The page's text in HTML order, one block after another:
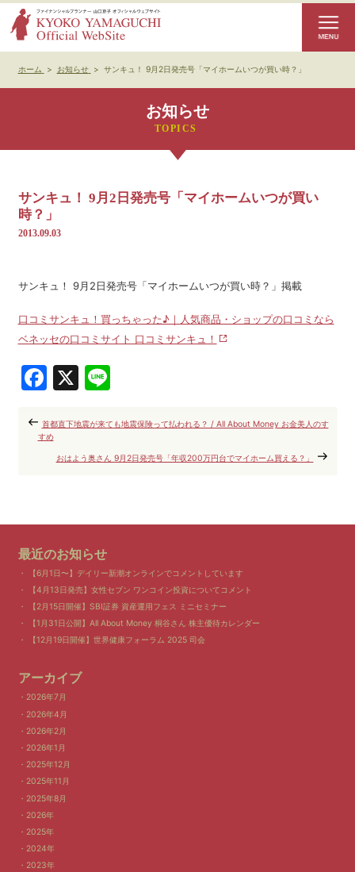
ホーム > お知らせ > サンキュ！ 9月2日発売号「マイホームいつが買い時？」
お知らせ
サンキュ！ 9月2日発売号「マイホームいつが買い
時？」
2013.09.03
サンキュ！ 9月2日発売号「マイホームいつが買い時？」掲載
口コミサンキュ！買っちゃった♪｜人気商品・ショップの口コミなら
ベネッセの口コミサイト 口コミサンキュ！
Facebook
X Line
首都直下地震が来ても地震保険って払われる？ / All About Money お金美人のす
すめ
おはよう奥さん 9月2日発売号「年収200万円台でマイホーム買える？」
最近のお知らせ
【6月1日〜】デイリー新潮オンラインでコメントしています
【4月13日発売】女性セブン ワンコイン投資についてコメント
【2月15日開催】SBI証券 資産運用フェス ミニセミナー
【1月31日公開】All About Money 桐谷さん 株主優待カレンダー
【12月19日開催】世界健康フォーラム 2025 司会
アーカイブ
2026年7月
2026年4月
2026年2月
2026年1月
2025年12月
2025年11月
2025年8月
2026年
2025年
2024年
2023年